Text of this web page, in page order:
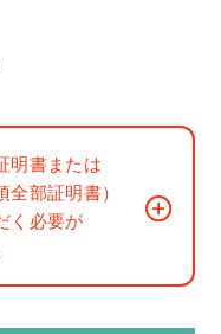
明書または
部証明書）
く必要が